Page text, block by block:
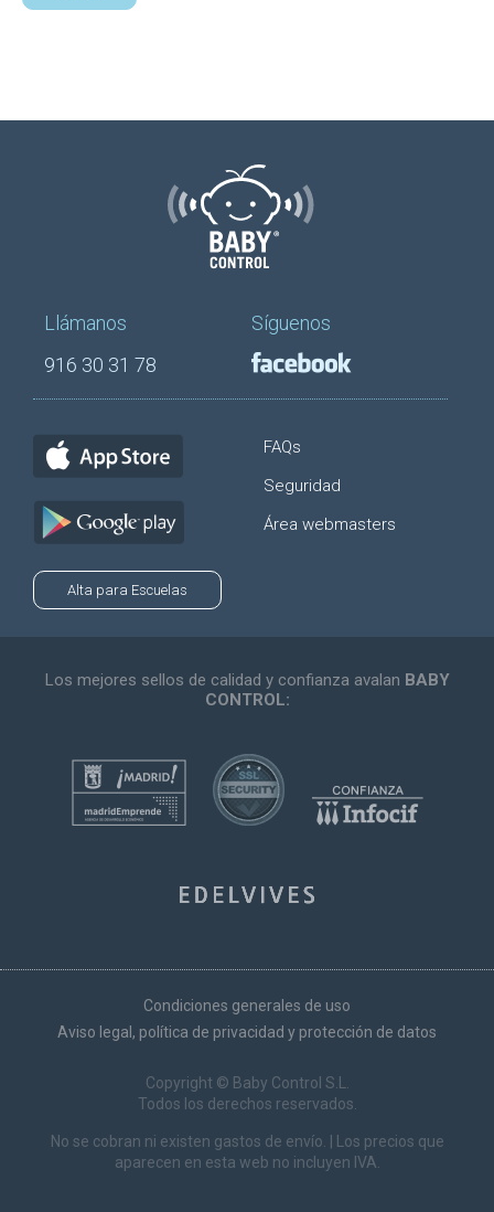
Llámanos
916 30 31 78
Síguenos
FAQs
Seguridad
Área webmasters
Alta para Escuelas
Los mejores sellos de calidad y confianza avalan BABY
CONTROL:
Condiciones generales de uso
Aviso legal, política de privacidad y protección de datos
Copyright © Baby Control S.L.
Todos los derechos reservados.
No se cobran ni existen gastos de envío. | Los precios que
aparecen en esta web no incluyen IVA.